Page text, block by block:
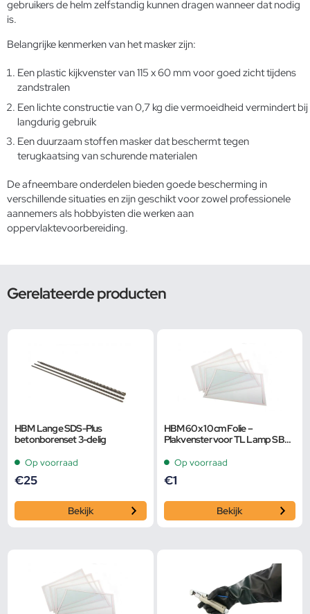
gebruikers de helm zelfstandig kunnen dragen wanneer dat nodig
is.
Belangrijke kenmerken van het masker zijn:
Een plastic kijkvenster van 115 x 60 mm voor goed zicht tijdens
zandstralen
Een lichte constructie van 0,7 kg die vermoeidheid vermindert bij
langdurig gebruik
Een duurzaam stoffen masker dat beschermt tegen
terugkaatsing van schurende materialen
De afneembare onderdelen bieden goede bescherming in
verschillende situaties en zijn geschikt voor zowel professionele
aannemers als hobbyisten die werken aan
oppervlaktevoorbereiding.
Gerelateerde producten
HBM Lange SDS-Plus
betonborenset 3-delig
Op voorraad
€25
Bekijk
HBM 60 x 10 cm Folie –
Plakvenster voor TL Lamp SBC
Op voorraad
€1
Bekijk